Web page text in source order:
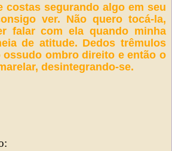
costas segurando algo em seu
ver. Não quero tocá-la,
falar com ela quando minha
de atitude. Dedos trêmulos
ossudo ombro direito e então o
desintegrando-se.